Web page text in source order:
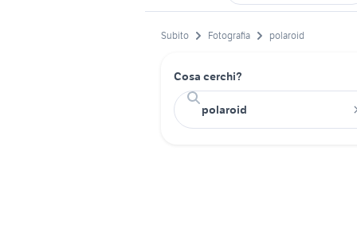
Subito Fotografia polaroid
Cosa cerchi?